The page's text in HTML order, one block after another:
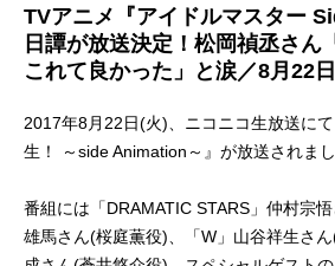
TVアニメ『アイドルマスター
日譚が放送決定！松岡禎丞さん
これて良かった」と涙／8月22
2017年8月22日(火)、ニコニコ生放送に
生！ ～side Animation～』が放送されまし
番組には「DRAMATIC STARS」仲村宗
雄馬さん(桜庭薫役)、「W」山谷祥生さ